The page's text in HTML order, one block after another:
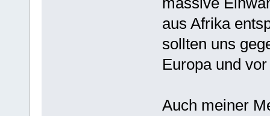
aus Afrika
sollten uns
Europa und
Auch meiner